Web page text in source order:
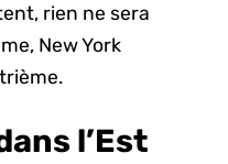
rien ne sera
New York
l’Est